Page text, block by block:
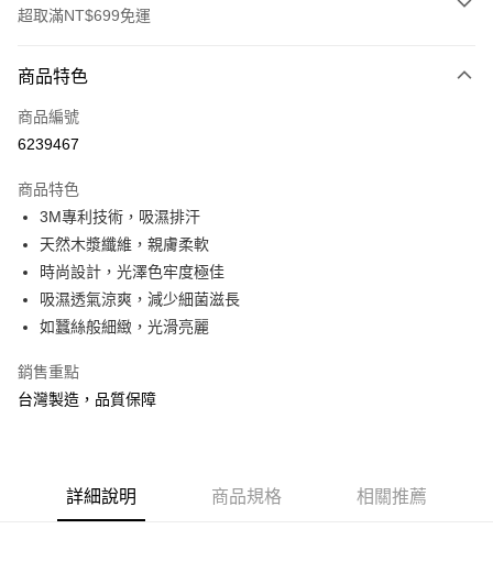
超取滿NT$699免運
信用卡一次付款
信用卡分期付款
合作金庫商業銀行
華南商業銀行
上海商業儲蓄銀行
國泰世華商業銀行
臺灣中小企業銀行
匯豐（台灣）商業銀行
聯邦商業銀行
元大商業銀行
台新國際商業銀行
超商取貨付款
LINE Pay
Apple Pay
悠遊付
Google Pay
全盈+PAY
【大哥付你分期使用說明】
1.本服務由台灣大哥大提供，台灣大哥大用戶可立即使用無須另外申請。
AFTEE先享後付
商品特色
商品編號
6239467
商品特色
3M專利技術，吸濕排汗
天然木漿纖維，親膚柔軟
時尚設計，光澤色牢度極佳
吸濕透氣涼爽，減少細菌滋長
如蠶絲般細緻，光滑亮麗
銷售重點
台灣製造，品質保障
詳細說明 商品規格 相關推薦